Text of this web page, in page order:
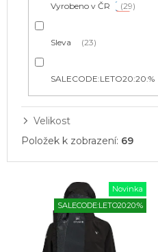
Vyrobeno v ČR 29
Sleva 23
SALECODE:LETO20:20:%
Velikost
Položek k zobrazení: 69
Novinka
SALECODE:LETO20:20:%